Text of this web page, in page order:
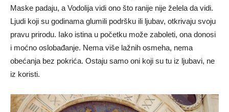
Maske padaju, a Vodolija vidi ono što ranije nije želela da vidi.
Ljudi koji su godinama glumili podršku ili ljubav, otkrivaju svoju
pravu prirodu. Iako istina u početku može zaboleti, ona donosi
i moćno oslobađanje. Nema više lažnih osmeha, nema
obećanja bez pokrića. Ostaju samo oni koji su tu iz ljubavi, ne
iz koristi.